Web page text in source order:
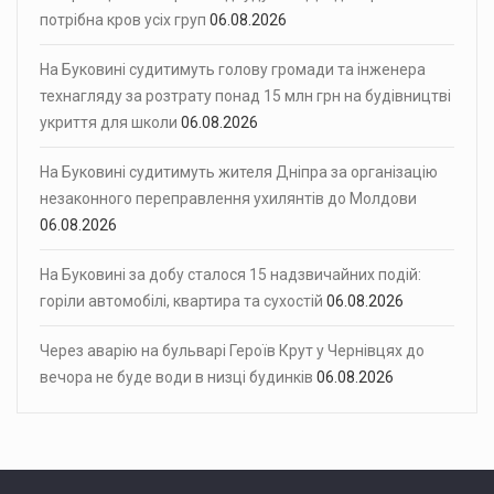
потрібна кров усіх груп 06.08.2026
На Буковині судитимуть голову громади та інженера
технагляду за розтрату понад 15 млн грн на будівництві
укриття для школи 06.08.2026
На Буковині судитимуть жителя Дніпра за організацію
незаконного переправлення ухилянтів до Молдови
06.08.2026
На Буковині за добу сталося 15 надзвичайних подій:
горіли автомобілі, квартира та сухостій 06.08.2026
Через аварію на бульварі Героїв Крут у Чернівцях до
вечора не буде води в низці будинків 06.08.2026